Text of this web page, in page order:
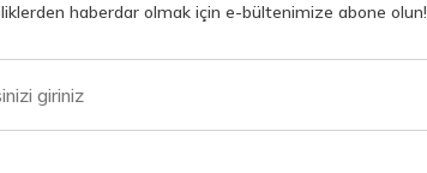
haberdar olmak için e-bültenimize abone olun!